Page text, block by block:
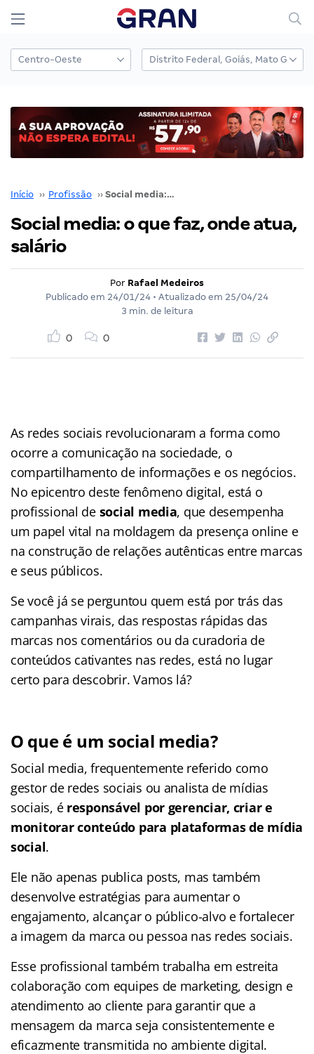
Início ›› Profissão ›› Social media: o que faz, onde atua, salário
Social media: o que faz, onde atua,
salário
Por Rafael Medeiros
Publicado em 24/01/24 • Atualizado em 25/04/24
3 min. de leitura
0 0
As redes sociais revolucionaram a forma como
ocorre a comunicação na sociedade, o
compartilhamento de informações e os negócios.
No epicentro deste fenômeno digital, está o
profissional de social media, que desempenha
um papel vital na moldagem da presença online e
na construção de relações autênticas entre marcas
e seus públicos.
Se você já se perguntou quem está por trás das
campanhas virais, das respostas rápidas das
marcas nos comentários ou da curadoria de
conteúdos cativantes nas redes, está no lugar
certo para descobrir. Vamos lá?
O que é um social media?
Social media, frequentemente referido como
gestor de redes sociais ou analista de mídias
sociais, é responsável por gerenciar, criar e
monitorar conteúdo para plataformas de mídia
social.
Ele não apenas publica posts, mas também
desenvolve estratégias para aumentar o
engajamento, alcançar o público-alvo e fortalecer
a imagem da marca ou pessoa nas redes sociais.
Esse profissional também trabalha em estreita
colaboração com equipes de marketing, design e
atendimento ao cliente para garantir que a
mensagem da marca seja consistentemente e
eficazmente transmitida no ambiente digital.